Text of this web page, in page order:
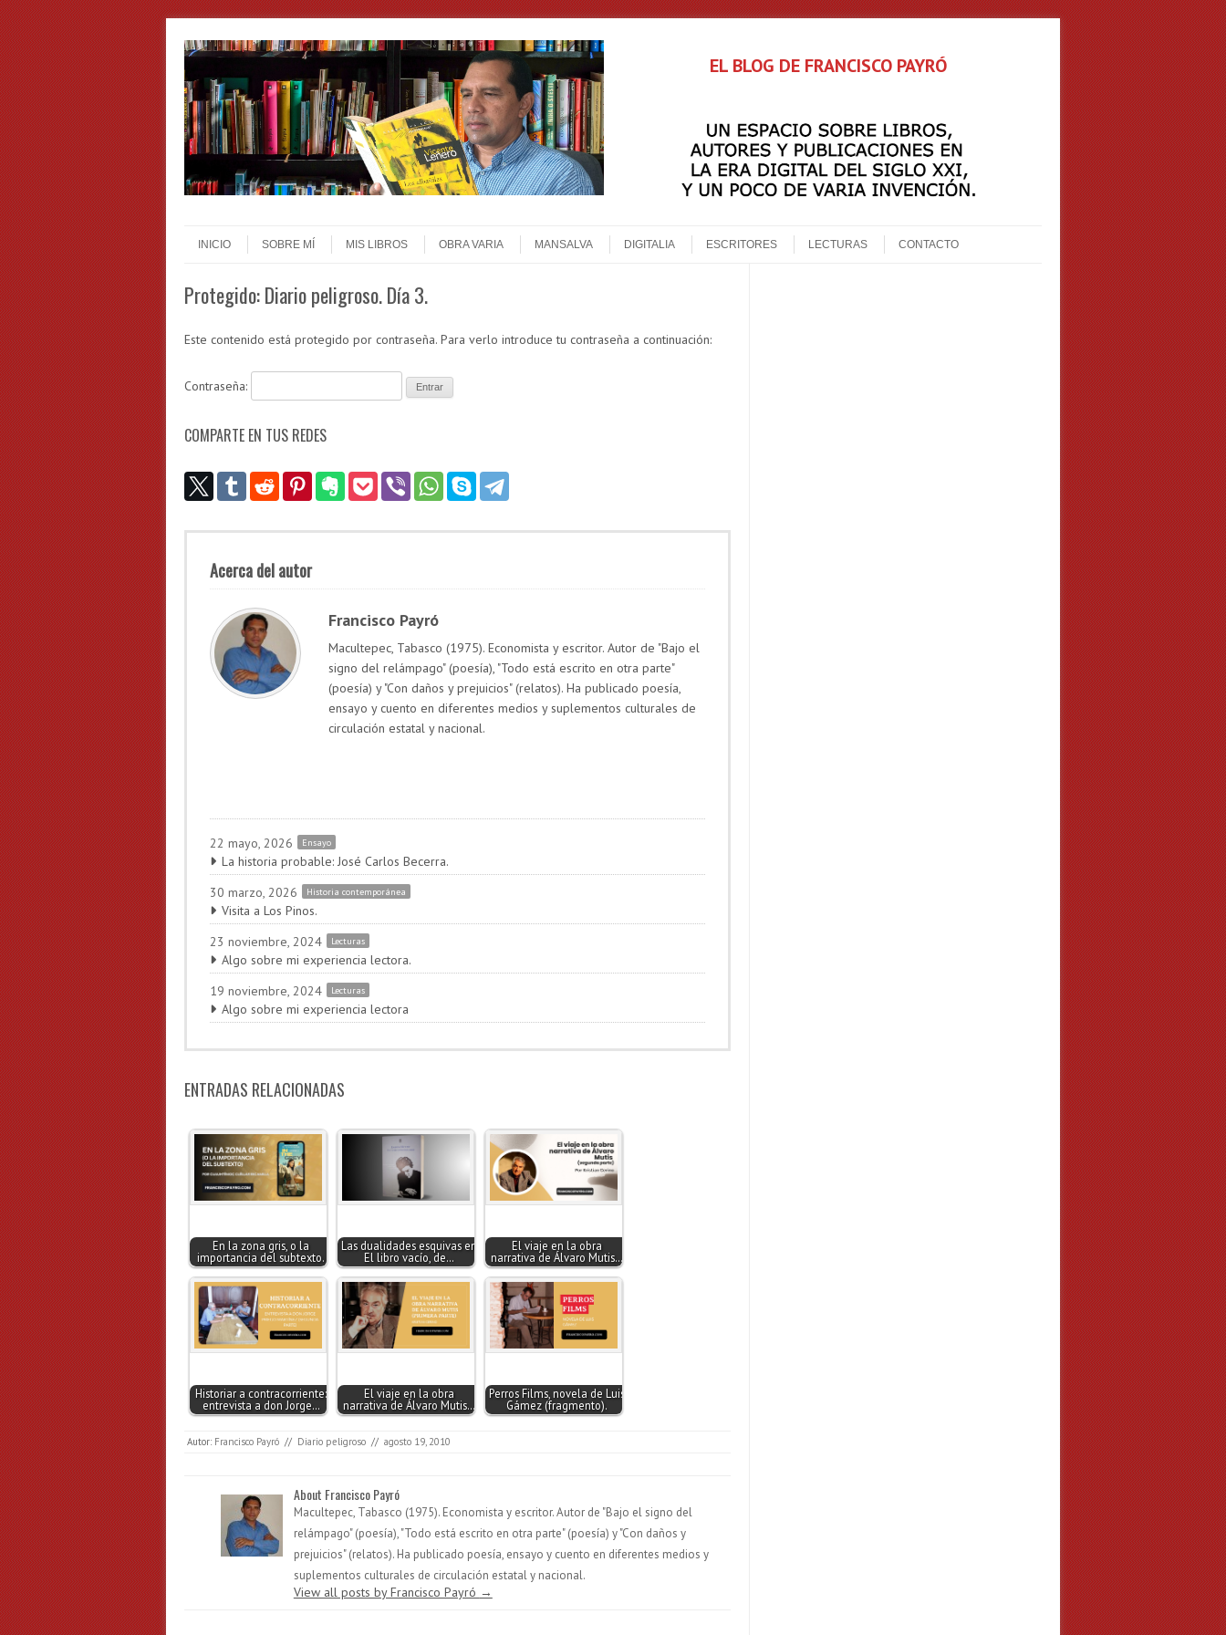
EL BLOG DE FRANCISCO PAYRÓ
Menu
INICIO
SOBRE MÍ MIS LIBROS OBRA VARIA MANSALVA DIGITALIA ESCRITORES LECTURAS CONTACTO
Protegido: Diario peligroso. Día 3.
Este contenido está protegido por contraseña. Para verlo introduce tu contraseña a continuación:
Contraseña:
COMPARTE EN TUS REDES
Acerca del autor
Francisco Payró
Macultepec, Tabasco (1975). Economista y escritor. Autor de "Bajo el
signo del relámpago" (poesía), "Todo está escrito en otra parte"
(poesía) y "Con daños y prejuicios" (relatos). Ha publicado poesía,
ensayo y cuento en diferentes medios y suplementos culturales de
circulación estatal y nacional.
22 mayo, 2026 Ensayo
La historia probable: José Carlos Becerra.
30 marzo, 2026
Historia contemporánea
Visita a Los Pinos.
23 noviembre, 2024
Lecturas
Algo sobre mi experiencia lectora.
19 noviembre, 2024
Lecturas
Algo sobre mi experiencia lectora
ENTRADAS RELACIONADAS
En la zona gris, o la
importancia del subtexto.
Las dualidades esquivas en
El libro vacío, de…
El viaje en la obra
narrativa de Álvaro Mutis…
Historiar a contracorriente:
entrevista a don Jorge…
El viaje en la obra
narrativa de Álvaro Mutis…
Perros Films, novela de Luis
Gámez (fragmento).
Autor: Francisco Payró // Diario peligroso // agosto 19, 2010
About Francisco Payró
Macultepec, Tabasco (1975). Economista y escritor. Autor de "Bajo el signo del
relámpago" (poesía), "Todo está escrito en otra parte" (poesía) y "Con daños y
prejuicios" (relatos). Ha publicado poesía, ensayo y cuento en diferentes medios y
suplementos culturales de circulación estatal y nacional.
View all posts by Francisco Payró →